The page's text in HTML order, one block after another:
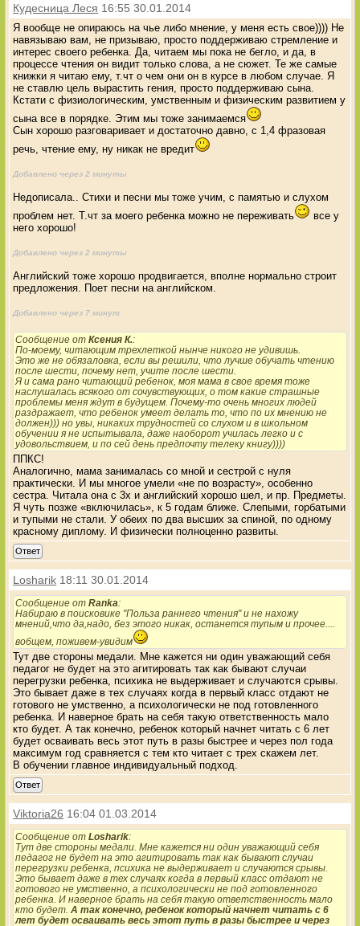
Кудесница Леся 16:55 30.01.2014
Я вообще не опираюсь на чье либо мнение, у меня есть свое)))) Не
навязываю вам, не призываю, просто поддерживаю стремление и
интерес своего ребенка. Да, читаем мы пока не бегло, и да, в
процессе чтения он видит только слова, а не сюжет. Те же самые
книжки я читаю ему, т.чт о чем они он в курсе в любом случае. Я
не ставлю цель вырастить гения, просто поддерживаю сына.
Кстати с физиологическим, умственным и физическим развитием у
сына все в порядке. Этим мы тоже занимаемся
Сын хорошо разговаривает и достаточно давно, с 1,4 фразовая
речь, чтение ему, ну никак не вредит
Добавлено через 2 минуты
Недописала.. Стихи и песни мы тоже учим, с памятью и слухом
проблем нет. Т.чт за моего ребенка можно не переживать
все у
него хорошо!
Добавлено через 2 минуты
Английский тоже хорошо продвигается, вполне нормально строит
предложения. Поет песни на английском.
Добавлено через 7 минут
Сообщение отКсения К. :
По-моему, читающим трехлеткой нынче никого не удивишь.
Это же не обязаловка, если вы решили, что лучше обучать чтению
после шести, почему нет, учите после шести.
Я и сама рано читающий ребенок, моя мама в свое время тоже
наслушалась всякого от сочувствующих, о том какие страшные
проблемы меня ждут в будущем. Почему-то очень многих людей
раздражает, что ребенок умеет делать то, что по их мнению не
должен))) но увы, никаких трудностей со слухом и в школьном
обучении я не испытывала, даже наоборот училась легко и с
удовольствием, и по сей день предпочту телеку книгу))))
ППКС!
Аналогично, мама занималась со мной и сестрой с нуля
практически. И мы многое умели «не по возрасту», особенно
сестра. Читала она с 3х и английский хорошо шел, и пр. Предметы.
Я чуть позже «включилась», к 5 годам ближе. Слепыми, горбатыми
и тупыми не стали. У обеих по два высших за спиной, по одному
красному диплому. И физически полноценно развиты.
Ответ
Losharik 18:11 30.01.2014
Сообщение отRanka:
Набираю в поисковике "Польза раннего чтения" и не нахожу
мнений,что да,надо, без этого никак, останется тупым и прочее....
вобщем, поживем-увидим
Тут две стороны медали. Мне кажется ни один уважающий себя
педагог не будет на это агитировать так как бывают случаи
перегрузки ребенка, психика не выдерживает и случаются срывы.
Это бывает даже в тех случаях когда в первый класс отдают не
готового не умственно, а психологически не под готовленного
ребенка. И наверное брать на себя такую ответственность мало
кто будет. А так конечно, ребенок который начнет читать с 6 лет
будет осваивать весь этот путь в разы быстрее и через пол года
максимум год сравняется с тем кто читает с трех скажем лет.
В обучении главное индивидуальный подход.
Ответ
Viktoria26 16:04 01.03.2014
Сообщение отLosharik:
Тут две стороны медали. Мне кажется ни один уважающий себя
педагог не будет на это агитировать так как бывают случаи
перегрузки ребенка, психика не выдерживает и случаются срывы.
Это бывает даже в тех случаях когда в первый класс отдают не
готового не умственно, а психологически не под готовленного
ребенка. И наверное брать на себя такую ответственность мало
кто будет. А так конечно, ребенок который начнет читать с 6
лет будет осваивать весь этот путь в разы быстрее и через